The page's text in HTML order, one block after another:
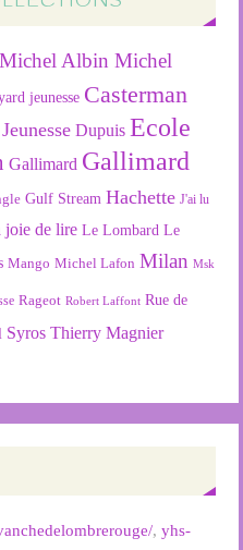
Albin Michel
jeunesse Casterman
Dupuis Ecole
Gallimard Gallimard
Gulf Stream Hachette J'ai lu
joie de lire Le Lombard Le
Mango Michel Lafon Milan Msk
Rageot Robert Laffont Rue de
Syros Thierry Magnier
,yhs-